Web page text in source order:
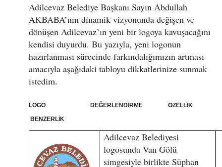
Adilcevaz Belediye Başkanı Sayın Abdullah
AKBABA’nın dinamik vizyonunda değişen ve
dönüşen Adilcevaz’ın yeni bir logoya kavuşacağını
kendisi duyurdu. Bu yazıyla, yeni logonun
hazırlanması sürecinde farkındalığımızın artması
amacıyla aşağıdaki tabloyu dikkatlerinize sunmak
istedim.
LOGO DEĞERLENDİRME ÖZELLİK
BENZERLİK
Adilcevaz Belediyesi
logosunda Van Gölü
simgesiyle birlikte Süphan